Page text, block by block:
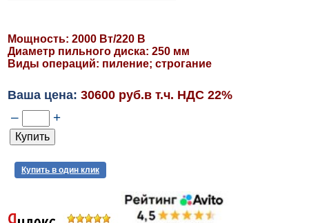
Мощность: 2000 Вт/220 В
Диаметр пильного диска: 250 мм
Виды операций: пиление; строгание
Ваша цена: 30600 руб.в т.ч. НДС 22%
– +
Купить в один клик